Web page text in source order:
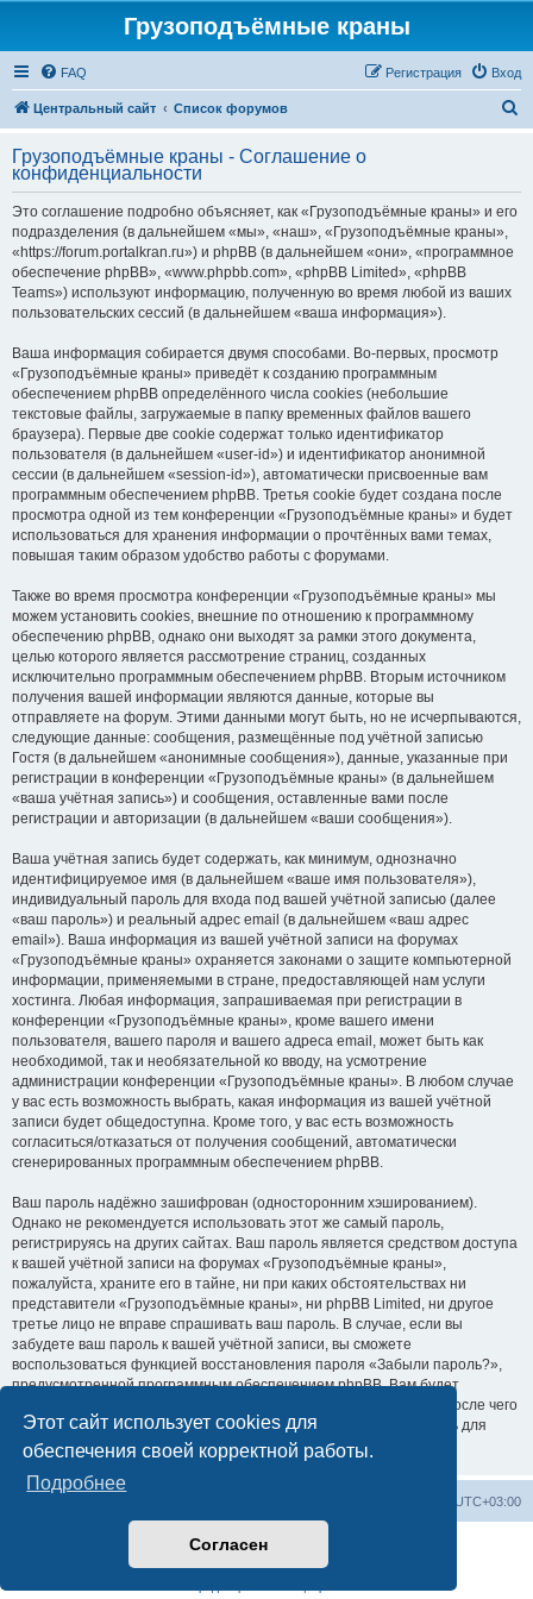
Этот сайт использует cookies для
обеспечения своей корректной работы.
Подробнее
Согласен
Грузоподъёмные краны
FAQ Вход
Регистрация
Центральный сайт Список форумов
с
Грузоподъёмные краны - Соглашение о
конфиденциальности
Это соглашение подробно объясняет, как «Грузоподъёмные краны» и его
подразделения (в дальнейшем «мы», «наш», «Грузоподъёмные краны»,
«https://forum.portalkran.ru») и phpBB (в дальнейшем «они», «программное
обеспечение phpBB», «www.phpbb.com», «phpBB Limited», «phpBB
Teams») используют информацию, полученную во время любой из ваших
пользовательских сессий (в дальнейшем «ваша информация»).
Ваша информация собирается двумя способами. Во-первых, просмотр
«Грузоподъёмные краны» приведёт к созданию программным
обеспечением phpBB определённого числа cookies (небольшие
текстовые файлы, загружаемые в папку временных файлов вашего
браузера). Первые две cookie содержат только идентификатор
пользователя (в дальнейшем «user-id») и идентификатор анонимной
сессии (в дальнейшем «session-id»), автоматически присвоенные вам
программным обеспечением phpBB. Третья cookie будет создана после
просмотра одной из тем конференции «Грузоподъёмные краны» и будет
использоваться для хранения информации о прочтённых вами темах,
повышая таким образом удобство работы с форумами.
Также во время просмотра конференции «Грузоподъёмные краны» мы
можем установить cookies, внешние по отношению к программному
обеспечению phpBB, однако они выходят за рамки этого документа,
целью которого является рассмотрение страниц, созданных
исключительно программным обеспечением phpBB. Вторым источником
получения вашей информации являются данные, которые вы
отправляете на форум. Этими данными могут быть, но не исчерпываются,
следующие данные: сообщения, размещённые под учётной записью
Гостя (в дальнейшем «анонимные сообщения»), данные, указанные при
регистрации в конференции «Грузоподъёмные краны» (в дальнейшем
«ваша учётная запись») и сообщения, оставленные вами после
регистрации и авторизации (в дальнейшем «ваши сообщения»).
Ваша учётная запись будет содержать, как минимум, однозначно
идентифицируемое имя (в дальнейшем «ваше имя пользователя»),
индивидуальный пароль для входа под вашей учётной записью (далее
«ваш пароль») и реальный адрес email (в дальнейшем «ваш адрес
email»). Ваша информация из вашей учётной записи на форумах
«Грузоподъёмные краны» охраняется законами о защите компьютерной
информации, применяемыми в стране, предоставляющей нам услуги
хостинга. Любая информация, запрашиваемая при регистрации в
конференции «Грузоподъёмные краны», кроме вашего имени
пользователя, вашего пароля и вашего адреса email, может быть как
необходимой, так и необязательной ко вводу, на усмотрение
администрации конференции «Грузоподъёмные краны». В любом случае
у вас есть возможность выбрать, какая информация из вашей учётной
записи будет общедоступна. Кроме того, у вас есть возможность
согласиться/отказаться от получения сообщений, автоматически
сгенерированных программным обеспечением phpBB.
Ваш пароль надёжно зашифрован (односторонним хэшированием).
Однако не рекомендуется использовать этот же самый пароль,
регистрируясь на других сайтах. Ваш пароль является средством доступа
к вашей учётной записи на форумах «Грузоподъёмные краны»,
пожалуйста, храните его в тайне, ни при каких обстоятельствах ни
представители «Грузоподъёмные краны», ни phpBB Limited, ни другое
третье лицо не вправе спрашивать ваш пароль. В случае, если вы
забудете ваш пароль к вашей учётной записи, вы сможете
воспользоваться функцией восстановления пароля «Забыли пароль?»,
предусмотренной программным обеспечением phpBB. Вам будет
необходимо ввести ваше имя пользователя и ваш адрес email, после чего
программное обеспечение phpBB сгенерирует вам новый пароль для
вашей учётной записи.
UTC+03:00
Создано на основеphpBB® Forum Software © phpBB Limited
Русская поддержка phpBB